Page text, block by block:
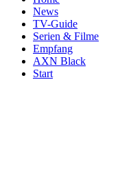
News
TV-Guide
Serien & Filme
Empfang
AXN Black
Start